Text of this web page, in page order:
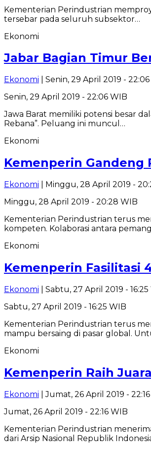
Kementerian Perindustrian
tersebar pada seluruh subsektor…
Ekonomi
Jabar Bagian Timur
Ekonomi | Senin, 29 April 2019 -
Senin, 29 April 2019 - 22:06 WIB
Jawa Barat memiliki potensi besar
Rebana”. Peluang ini muncul…
Ekonomi
Kemenperin Gandeng
Ekonomi | Minggu, 28 April 2019 -
Minggu, 28 April 2019 - 20:28 WIB
Kementerian Perindustrian terus
kompeten. Kolaborasi antara
Ekonomi
Kemenperin Fasilitasi
Ekonomi | Sabtu, 27 April 2019 -
Sabtu, 27 April 2019 - 16:25 WIB
Kementerian Perindustrian terus
mampu bersaing di pasar global.
Ekonomi
Kemenperin Raih
Ekonomi | Jumat, 26 April 2019 -
Jumat, 26 April 2019 - 22:16 WIB
Kementerian Perindustrian
dari Arsip Nasional Republik